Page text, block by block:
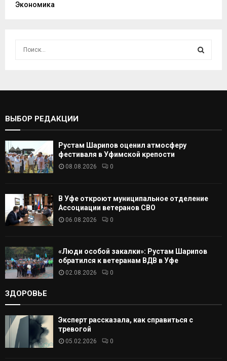
Экономика
С
А
ВЫБОР РЕДАКЦИИ
Рустам Шарипов оценил атмосферу
фестиваля в Уфимской крепости
08.08.2026 0
В Уфе откроют муниципальное отделение
Ассоциации ветеранов СВО
06.08.2026 0
«Люди особой закалки»: Рустам Шарипов
обратился к ветеранам ВДВ в Уфе
02.08.2026 0
ЗДОРОВЬЕ
Эксперт рассказала, как справиться с
тревогой
05.02.2026 0